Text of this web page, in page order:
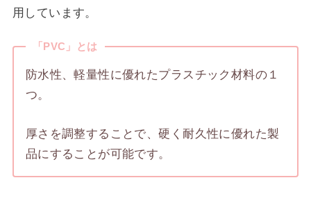
用しています。
「PVC」とは
防水性、軽量性に優れたプラ​​スチック材料の１
つ。
厚さを調整することで、硬く耐久性に優れた製
品にすることが可能です。